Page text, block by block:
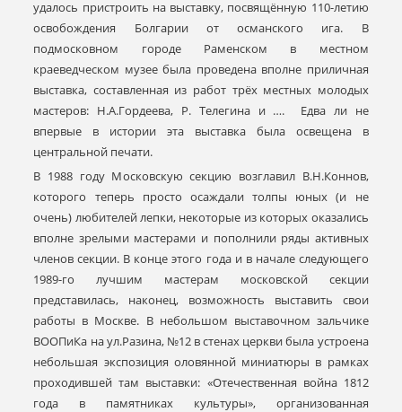
удалось пристроить на выставку, посвящённую 110-летию
освобождения Болгарии от османского ига. В
подмосковном городе Раменском в местном
краеведческом музее была проведена вполне приличная
выставка, составленная из работ трёх местных молодых
мастеров: Н.А.Гордеева, Р. Телегина и …. Едва ли не
впервые в истории эта выставка была освещена в
центральной печати.
В 1988 году Московскую секцию возглавил В.Н.Коннов,
которого теперь просто осаждали толпы юных (и не
очень) любителей лепки, некоторые из которых оказались
вполне зрелыми мастерами и пополнили ряды активных
членов секции. В конце этого года и в начале следующего
1989-го лучшим мастерам московской секции
представилась, наконец, возможность выставить свои
работы в Москве. В небольшом выставочном зальчике
ВООПиКа на ул.Разина, №12 в стенах церкви была устроена
небольшая экспозиция оловянной миниатюры в рамках
проходившей там выставки: «Отечественная война 1812
года в памятниках культуры», организованная